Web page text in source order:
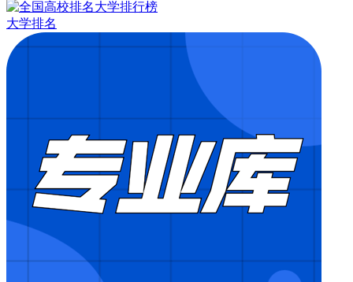
大学排名